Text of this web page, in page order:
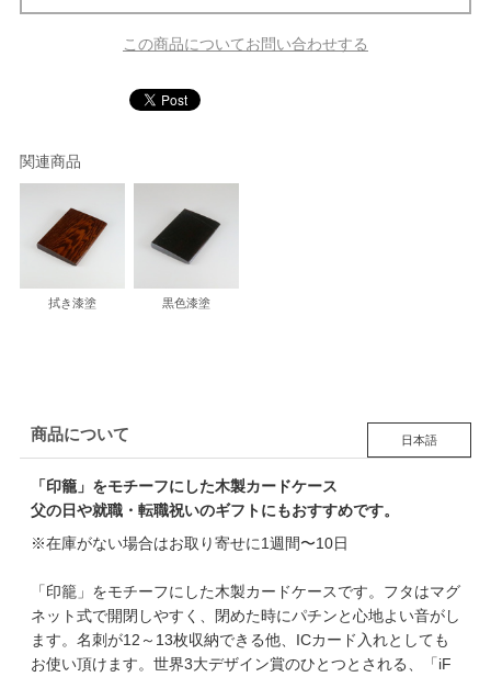
この商品についてお問い合わせする
関連商品
拭き漆塗 黒色漆塗
商品について 日本語
「印籠」をモチーフにした木製カードケース
父の日や就職・転職祝いのギフトにもおすすめです。
※在庫がない場合はお取り寄せに1週間〜10日
「印籠」をモチーフにした木製カードケースです。フタはマグ
ネット式で開閉しやすく、閉めた時にパチンと心地よい音がし
ます。名刺が12～13枚収納できる他、ICカード入れとしても
お使い頂けます。世界3大デザイン賞のひとつとされる、「iF